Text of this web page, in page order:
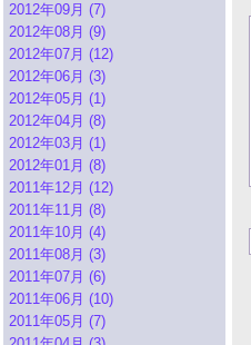
2012年09月 (7)
2012年08月 (9)
2012年07月 (12)
2012年06月 (3)
2012年05月 (1)
2012年04月 (8)
2012年03月 (1)
2012年01月 (8)
2011年12月 (12)
2011年11月 (8)
2011年10月 (4)
2011年08月 (3)
2011年07月 (6)
2011年06月 (10)
2011年05月 (7)